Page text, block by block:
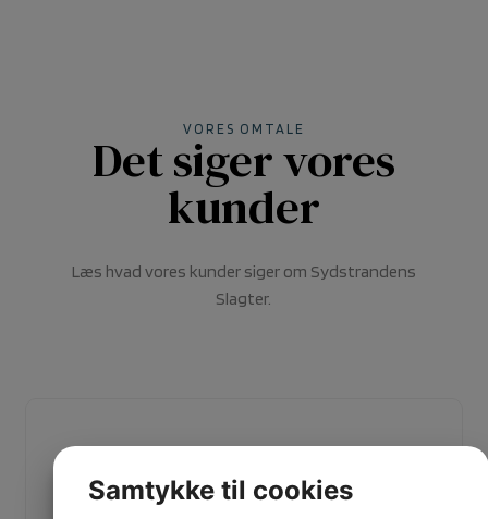
VORES OMTALE
Det siger vores
kunder
Læs hvad vores kunder siger om Sydstrandens
Slagter.
Samtykke til cookies